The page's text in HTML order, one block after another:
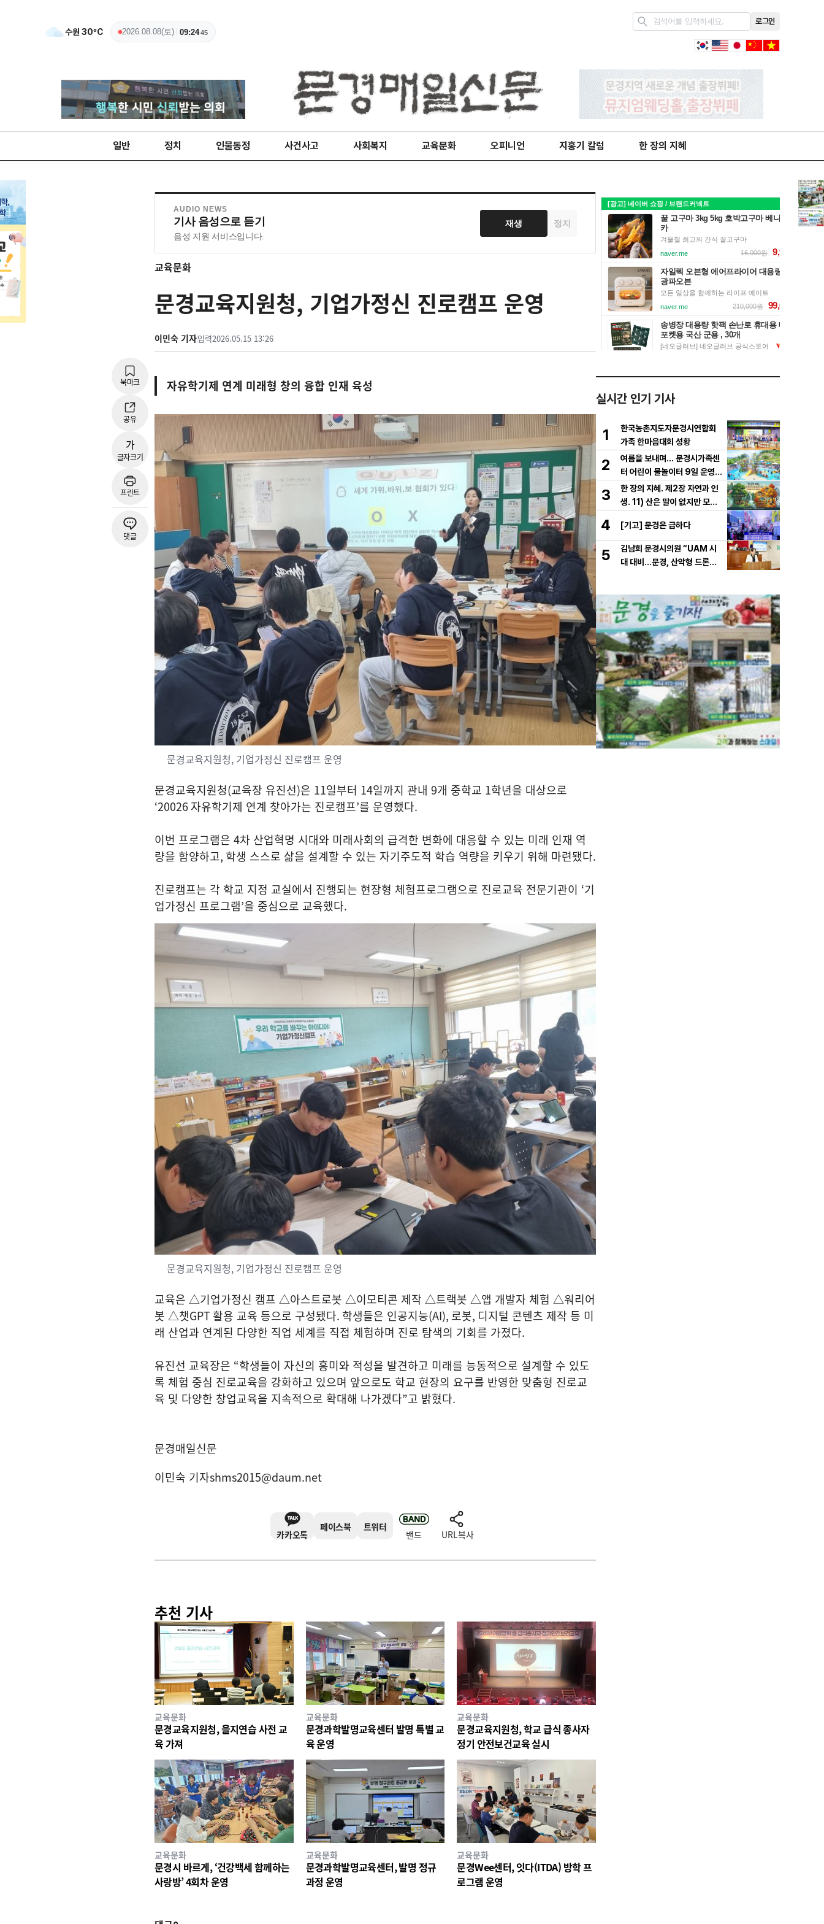
수원 30ºC 2026.08.08(토) 09:2446
로그인
일반 정치 인물동정 사건사고 사회복지 교육문화 오피니언 지홍기 칼럼 한 장의 지혜
AUDIO NEWS
기사 음성으로 듣기
음성 지원 서비스입니다.
재생 정지
교육문화
문경교육지원청, 기업가정신 진로캠프 운영
이민숙 기자입력2026.05.15 13:26
북마크
공유
가
글자크기
프린트
댓글
자유학기제 연계 미래형 창의 융합 인재 육성
문경교육지원청, 기업가정신 진로캠프 운영
문경교육지원청(교육장 유진선)은 11일부터 14일까지 관내 9개 중학교 1학년을 대상으로
‘20026자유학기제 연계 찾아가는 진로캠프’를 운영했다.
이번 프로그램은 4차 산업혁명 시대와 미래사회의 급격한 변화에 대응할 수 있는 미래 인재 역
량을 함양하고, 학생 스스로 삶을 설계할 수 있는 자기주도적 학습 역량을 키우기 위해 마련됐다.
진로캠프는 각 학교 지정 교실에서 진행되는 현장형 체험프로그램으로 진로교육 전문기관이 ‘기
업가정신 프로그램’을 중심으로 교육했다.
문경교육지원청, 기업가정신 진로캠프 운영
교육은 △기업가정신 캠프 △아스트로봇 △이모티콘 제작 △트랙봇 △앱 개발자 체험 △워리어
봇 △챗GPT활용 교육 등으로 구성됐다. 학생들은 인공지능(AI), 로봇, 디지털 콘텐츠 제작 등 미
래 산업과 연계된 다양한 직업 세계를 직접 체험하며 진로 탐색의 기회를 가졌다.
유진선 교육장은 “학생들이 자신의 흥미와 적성을 발견하고 미래를 능동적으로 설계할 수 있도
록 체험 중심 진로교육을 강화하고 있으며 앞으로도 학교 현장의 요구를 반영한 맞춤형 진로교
육 및 다양한 창업교육을 지속적으로 확대해 나가겠다”고 밝혔다.
문경매일신문
이민숙 기자shms2015@daum.net
카카오톡
페이스북 트위터
밴드 URL복사
추천 기사
교육문화
문경교육지원청, 을지연습 사전 교
육 가져
교육문화
문경과학발명교육센터 발명 특별 교
육 운영
교육문화
문경교육지원청, 학교 급식 종사자
정기 안전보건교육 실시
교육문화
문경시 바르게, ‘건강백세 함께하는
사랑방’ 4회차 운영
교육문화
문경과학발명교육센터, 발명 정규
과정 운영
교육문화
문경Wee센터, 잇다(ITDA) 방학 프
로그램 운영
실시간 인기 기사
1
한국농촌지도자문경시연합회
가족 한마음대회 성황
2
여름을 보내며… 문경시가족센
터 어린이 물놀이터 9일 운영
마무리
3
한 장의 지혜. 제2장 자연과 인
생. 11) 산은 말이 없지만 모든
4 [기고] 문경은 급하다
5
김남희 문경시의원 “UAM 시
대 대비…문경, 산악형 드론산